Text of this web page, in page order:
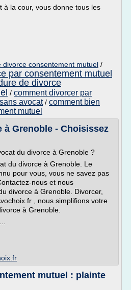
à la cour, vous donne tous les
divorce consentement mutuel /
par consentement mutuel
de divorce
/ comment divorcer par
avocat/ comment bien
mutuel
à Grenoble - Choisissez
du divorce à Grenoble ?
du divorce à Grenoble. Le
pour vous, vous ne savez pas
nous et nous
divorce à Grenoble. Divorcer,
, nous simplifions votre
à Grenoble.
mutuel : plainte